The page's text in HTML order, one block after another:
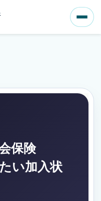
したい加入状況と適用除外
保険
い加入状